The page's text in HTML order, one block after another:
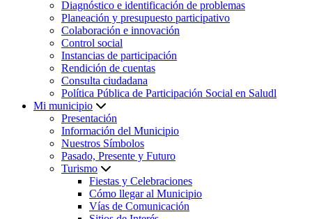
Diagnóstico e identificación de problemas
Planeación y presupuesto participativo
Colaboración e innovación
Control social
Instancias de participación
Rendición de cuentas
Consulta ciudadana
Política Pública de Participación Social en Saludl
Mi municipio
Presentación
Información del Municipio
Nuestros Símbolos
Pasado, Presente y Futuro
Turismo
Fiestas y Celebraciones
Cómo llegar al Municipio
Vías de Comunicación